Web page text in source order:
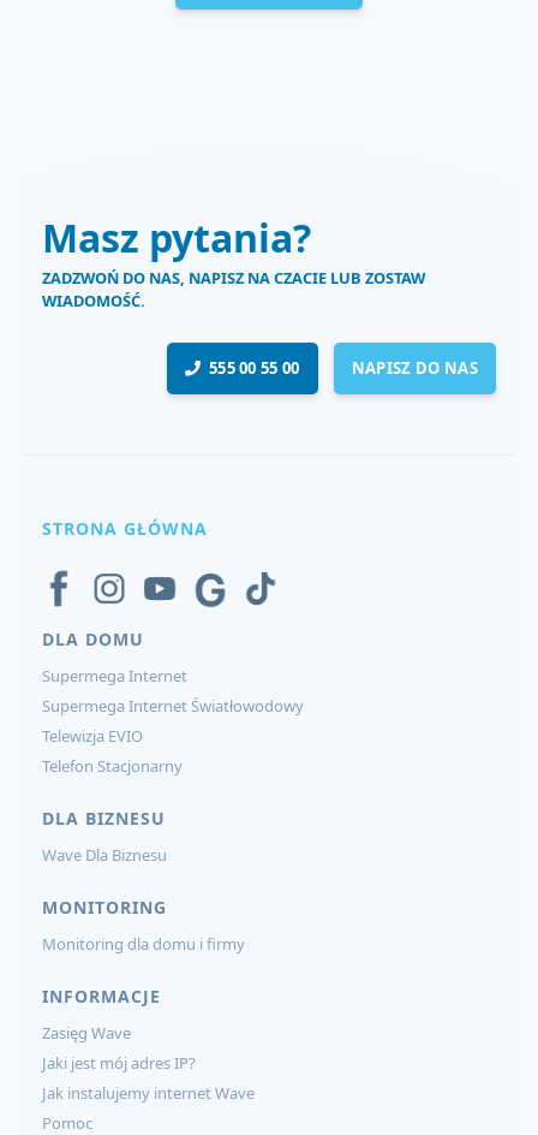
Masz pytania?
ZADZWOŃ DO NAS, NAPISZ NA CZACIE LUB ZOSTAW
WIADOMOŚĆ.
555 00 55 00 NAPISZ DO NAS
STRONA GŁÓWNA
DLA DOMU
Supermega Internet
Supermega Internet Światłowodowy
Telewizja EVIO
Telefon Stacjonarny
DLA BIZNESU
Wave Dla Biznesu
MONITORING
Monitoring dla domu i firmy
INFORMACJE
Zasięg Wave
Jaki jest mój adres IP?
Jak instalujemy internet Wave
Pomoc